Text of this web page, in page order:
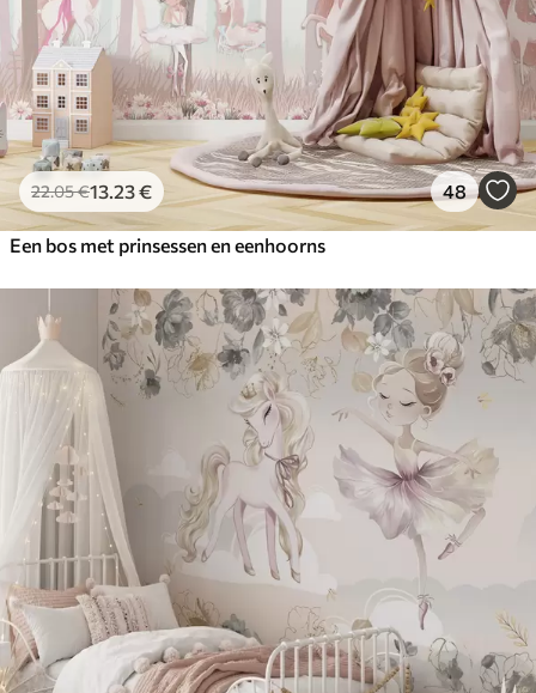
22.05€13 .23€ 48
Een bos met prinsessen en eenhoorns